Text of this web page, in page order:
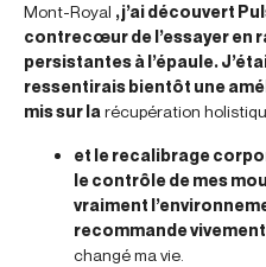
Mont-Royal , j’ai découvert
contrecœur de l’essayer en
persistantes à l’épaule.
ressentirais bientôt une
mis sur la récupération
et le recalibrage
le contrôle de mes
vraiment
recommande vivement
changé ma vie.